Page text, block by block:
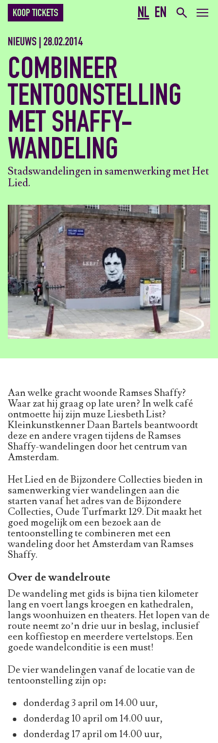
NL EN
KOOP TICKETS
NIEUWS | 28.02.2014
COMBINEER
TENTOONSTELLING
MET SHAFFY-
WANDELING
Stadswandelingen in samenwerking met Het
Lied.
Aan welke gracht woonde Ramses Shaffy?
Waar zat hij graag op late uren? In welk café
ontmoette hij zijn muze Liesbeth List?
Kleinkunstkenner Daan Bartels beantwoordt
deze en andere vragen tijdens de Ramses
Shaffy-wandelingen door het centrum van
Amsterdam.
Het Lied en de Bijzondere Collecties bieden in
samenwerking vier wandelingen aan die
starten vanaf het adres van de Bijzondere
Collecties, Oude Turfmarkt 129. Dit maakt het
goed mogelijk om een bezoek aan de
tentoonstelling te combineren met een
wandeling door het Amsterdam van Ramses
Shaffy.
Over de wandelroute
De wandeling met gids is bijna tien kilometer
lang en voert langs kroegen en kathedralen,
langs woonhuizen en theaters. Het lopen van de
route neemt zo’n drie uur in beslag, inclusief
een koffiestop en meerdere vertelstops. Een
goede wandelconditie is een must!
De vier wandelingen vanaf de locatie van de
tentoonstelling zijn op:
donderdag 3 april om 14.00 uur,
donderdag 10 april om 14.00 uur,
donderdag 17 april om 14.00 uur,